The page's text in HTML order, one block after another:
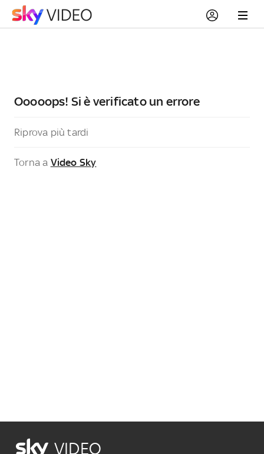
Ooooops! Si è verificato un errore
Riprova più tardi
Torna a Video Sky
VIDEO